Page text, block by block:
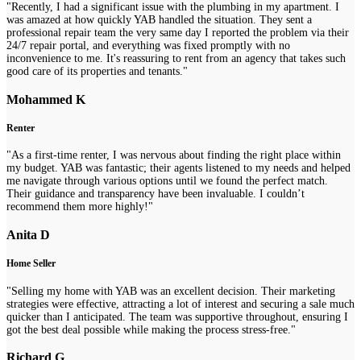
"Recently, I had a significant issue with the plumbing in my apartment. I
was amazed at how quickly YAB handled the situation. They sent a
professional repair team the very same day I reported the problem via their
24/7 repair portal, and everything was fixed promptly with no
inconvenience to me. It's reassuring to rent from an agency that takes such
good care of its properties and tenants."
Mohammed K
Renter
"As a first-time renter, I was nervous about finding the right place within
my budget. YAB was fantastic; their agents listened to my needs and helped
me navigate through various options until we found the perfect match.
Their guidance and transparency have been invaluable. I couldn’t
recommend them more highly!"
Anita D
Home Seller
"Selling my home with YAB was an excellent decision. Their marketing
strategies were effective, attracting a lot of interest and securing a sale much
quicker than I anticipated. The team was supportive throughout, ensuring I
got the best deal possible while making the process stress-free."